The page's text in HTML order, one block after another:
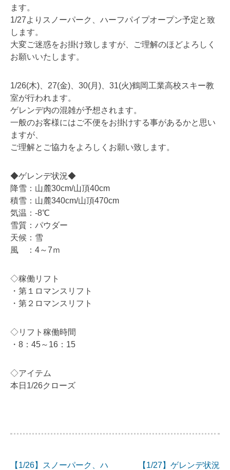
ます。
1/27よりスノーパーク、ハーフパイプオープン予定と致
します。
大変ご迷惑をお掛け致しますが、ご理解のほどよろしく
お願いいたします。
1/26(木)、27(金)、30(月)、31(火)鶴岡工業高校スキー教
室が行われます。
ゲレンデ内の混雑が予想されます。
一般のお客様にはご不便をお掛けする事があるかと思い
ますが、
ご理解とご協力をよろしくお願い致します。
◆ゲレンデ状況◆
降雪：山麓30cm/山頂40cm
積雪：山麓340cm/山頂470cm
気温：-8℃
雪質：パウダー
天候：雪
風 ：4～7ｍ
◇稼働リフト
・第１ロマンスリフト
・第２ロマンスリフト
◇リフト稼働時間
・8：45～16：15
◇アイテム
本日1/26クローズ
【1/26】スノーパーク、ハ
【1/27】ゲレンデ状況